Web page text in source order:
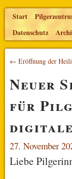
Start
Datenschutz
← Eröffnung der
Neuer
für
27. November
Liebe